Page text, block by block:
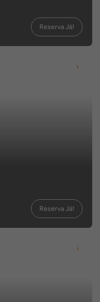
Reserva Já!
Reserva Já!